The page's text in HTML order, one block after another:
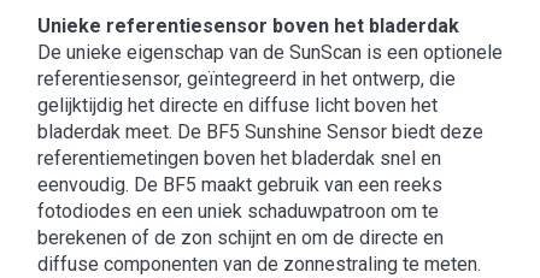
Unieke referentiesensor boven het bladerdak
De unieke eigenschap van de SunScan is een optionele
referentiesensor, geïntegreerd in het ontwerp, die
gelijktijdig het directe en diffuse licht boven het
bladerdak meet. De BF5 Sunshine Sensor biedt deze
referentiemetingen boven het bladerdak snel en
eenvoudig. De BF5 maakt gebruik van een reeks
fotodiodes en een uniek schaduwpatroon om te
berekenen of de zon schijnt en om de directe en
diffuse componenten van de zonnestraling te meten.